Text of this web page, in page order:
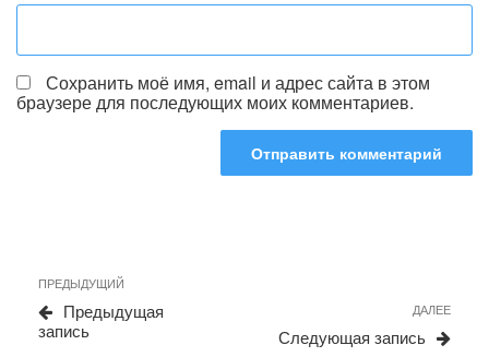
Сохранить моё имя, email и адрес сайта в этом
браузере для последующих моих комментариев.
записям
Предыдущая
запись
ПРЕДЫДУЩИЙ
Предыдущая
запись
ДАЛЕЕ
Следующая запись